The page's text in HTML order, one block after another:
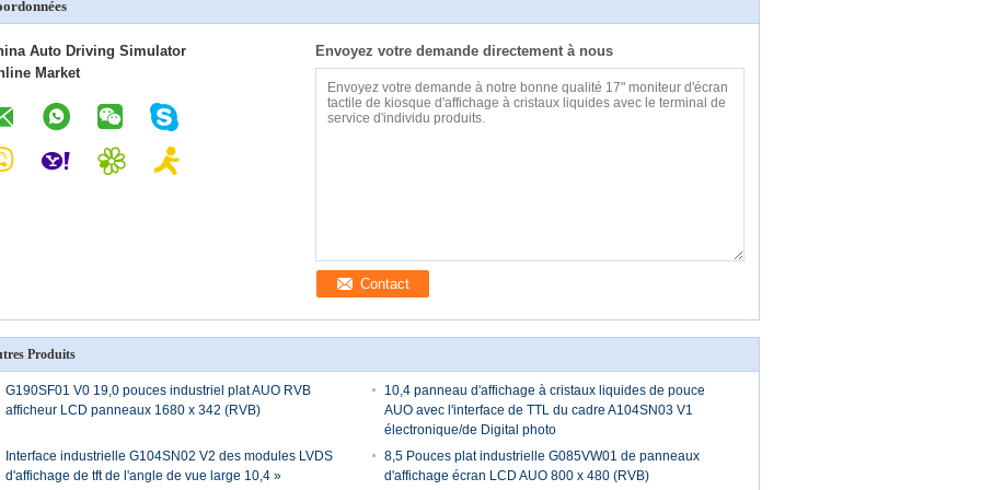
Auto Driving Simulator
Market
Envoyez votre demande directement à nous
Contact
Produits
G190SF01 V0 19,0 pouces industriel plat AUO RVB
afficheur LCD panneaux 1680 x 342 (RVB)
10,4 panneau d'affichage à cristaux liquides de pouce
AUO avec l'interface de TTL du cadre A104SN03 V1
électronique/de Digital photo
Interface industrielle G104SN02 V2 des modules LVDS
d'affichage de tft de l'angle de vue large 10,4 »
8,5 Pouces plat industrielle G085VW01 de panneaux
d'affichage écran LCD AUO 800 x 480 (RVB)